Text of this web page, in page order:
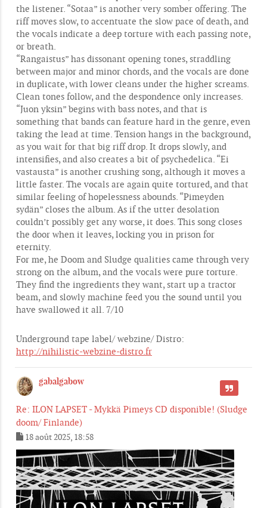
the listener. “Sotaa” is another very somber offering. The
riff moves slow, to accentuate the slow pace of death, and
the vocals indicate a deep torture with each passing note,
or breath.
“Rangaistus” has dissonant opening tones, straddling
between major and minor chords, and the vocals are done
in duplicate, with lower cleans under the higher screams.
Clean tones follow, and the despondence only increases.
“Juon yksin” begins with bass notes, and that is
something that bands can feature hard in the genre, even
taking the lead at time. Tension hangs in the background,
as you wait for that big riff drop. It drops slowly, and
intensifies, and also creates a bit of psychedelica. “Ei
vastausta” is another crushing song, although it moves a
little faster. The vocals are again quite tortured, and that
similar feeling of hopelessness abounds. “Pimeyden
sydän” closes the album. As if the utter desolation
couldn’t possibly get any worse, it does. This song closes
the door when it leaves, locking you in prison for
eternity.
For me, he Doom and Sludge qualities came through very
strong on the album, and the vocals were pure torture.
They find the ingredients they want, start up a tractor
beam, and slowly machine feed you the sound until you
have swallowed it all. 7/10
Underground tape label/ webzine/ Distro:
http://nihilistic-webzine-distro.fr
gabalgabow
Re: ILON LAPSET - Mykkä Pimeys CD disponible! (Sludge
doom/ Finlande)
CITER
e
s
s
a
g
e
18 août 2025, 18:58